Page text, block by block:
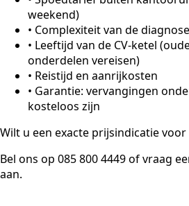
weekend)
• Complexiteit van de
• Leeftijd van de CV-ketel
onderdelen vereisen)
• Reistijd en aanrijkosten
• Garantie: vervangingen
kosteloos zijn
Wilt u een exacte prijsindicatie
Bel ons op 085 800 4449 of vraag
aan.